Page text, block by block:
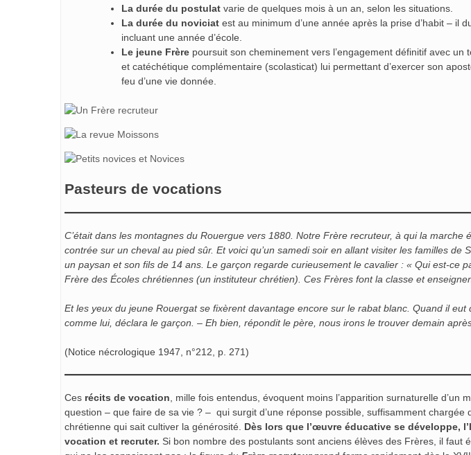
La durée du postulat varie de quelques mois à un an, selon les situations.
La durée du noviciat est au minimum d’une année après la prise d’habit – il
incluant une année d’école.
Le jeune Frère poursuit son cheminement vers l’engagement définitif avec un
et catéchétique complémentaire (scolasticat) lui permettant d’exercer son
feu d’une vie donnée.
Pasteurs de vocations
C’était dans les montagnes du Rouergue vers 1880. Notre Frère recruteur, à qui la marche
contrée sur un cheval au pied sûr. Et voici qu’un samedi soir en allant visiter les familles de
un paysan et son fils de 14 ans. Le garçon regarde curieusement le cavalier : « Qui est-ce
Frère des Écoles chrétiennes (un instituteur chrétien). Ces Frères font la classe et
Et les yeux du jeune Rouergat se fixèrent davantage encore sur le rabat blanc. Quand il eut
comme lui, déclara le garçon. – Eh bien, répondit le père, nous irons le trouver demain
(Notice nécrologique 1947, n°212, p. 271)
Ces récits de vocation , mille fois entendus, évoquent moins l’apparition surnaturelle d’un
question – que faire de sa vie ? – qui surgit d’une réponse possible, suffisamment chargée
chrétienne qui sait cultiver la générosité. Dès lors que l’œuvre éducative se développe,
vocation et recruter. Si bon nombre des postulants sont anciens élèves des Frères, il faut